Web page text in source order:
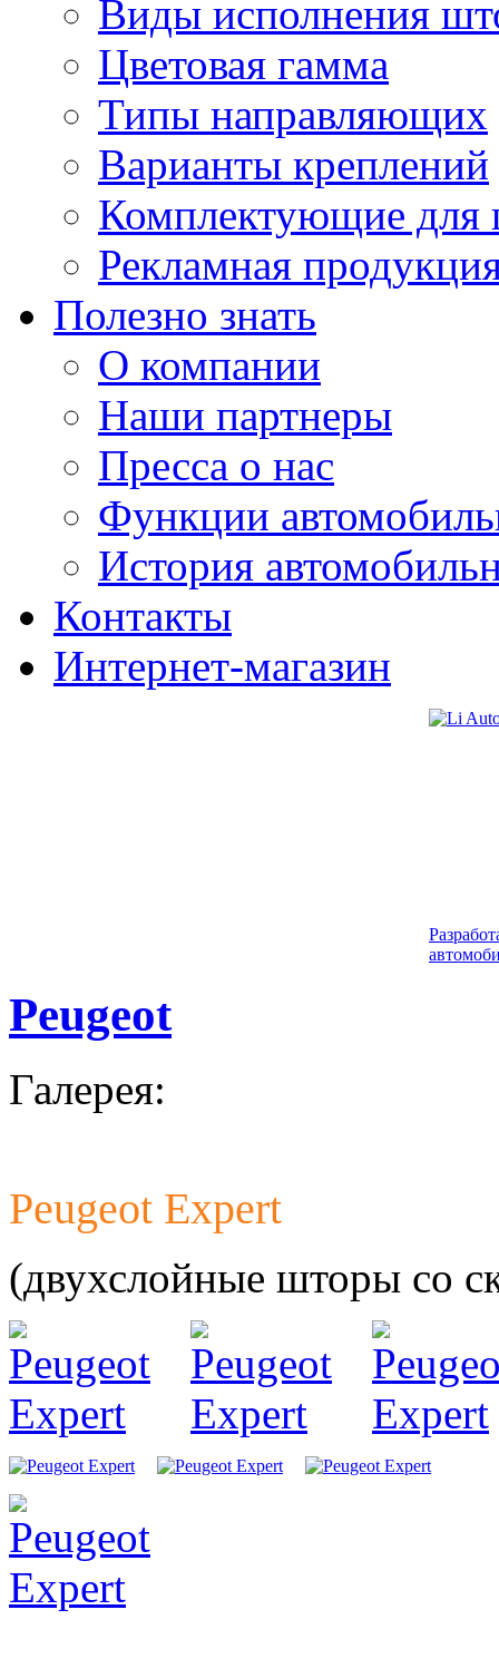
Виды исполнения
Цветовая гамма
Типы направляющих
Варианты креплений
Комплектующие для
Рекламная
Полезно знать
О компании
Наши партнеры
Пресса о нас
Функции
История
Контакты
Интернет-магазин
Peugeot
Галерея:
Peugeot Expert
(двухслойные шторы со